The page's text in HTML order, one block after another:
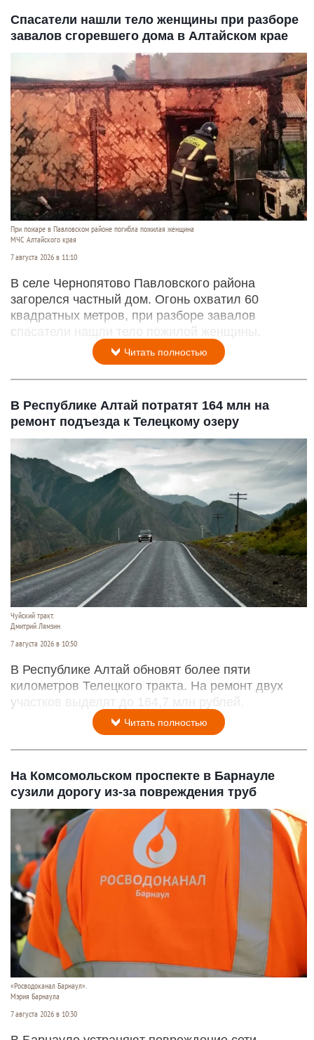
Спасатели нашли тело женщины при разборе
завалов сгоревшего дома в Алтайском крае
При пожаре в Павловском районе погибла пожилая женщина
МЧС Алтайского края
7 августа 2026 в 11:10
В селе Чернопятово Павловского района
загорелся частный дом. Огонь охватил 60
квадратных метров, при разборе завалов
спасатели нашли тело пожилой женщины.
Читать полностью
В Республике Алтай потратят 164 млн на
ремонт подъезда к Телецкому озеру
Чуйский тракт.
Дмитрий Лямзин
7 августа 2026 в 10:50
В Республике Алтай обновят более пяти
километров Телецкого тракта. На ремонт двух
участков выделят до 164,7 млн рублей.
Читать полностью
На Комсомольском проспекте в Барнауле
сузили дорогу из-за повреждения труб
«Росводоканал Барнаул».
Мэрия Барнаула
7 августа 2026 в 10:30